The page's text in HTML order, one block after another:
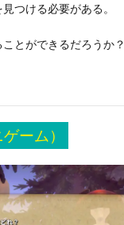
つける必要がある。
とができるだろうか？
ーム）